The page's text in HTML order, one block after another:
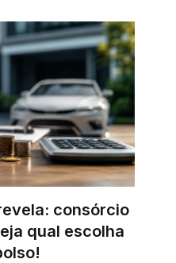
consórcio
qual escolha